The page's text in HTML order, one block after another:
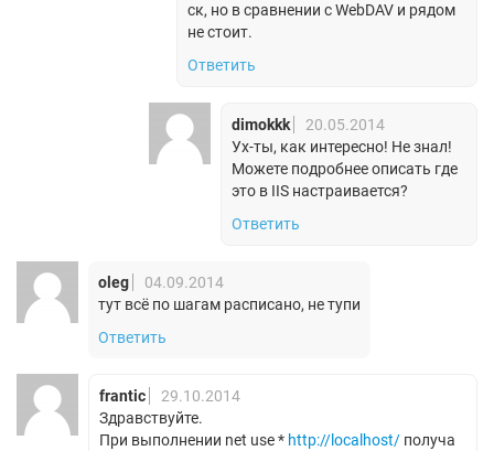
ск, но в сравнении с WebDAV и рядом
не стоит.
Ответить
dimokkk
20.05.2014
Ух-ты, как интересно! Не знал!
Можете подробнее описать где
это в IIS настраивается?
Ответить
oleg
04.09.2014
тут всё по шагам расписано, не тупи
Ответить
frantic
29.10.2014
Здравствуйте.
При выполнении net use * http://localhost/ получа